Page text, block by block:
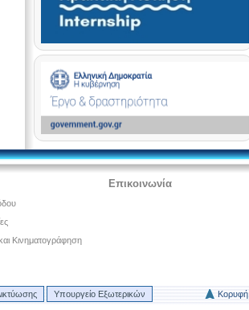
Κινηματογράφηση
Επικοινωνία
Υπουργείο Εξωτερικών Κορυφή